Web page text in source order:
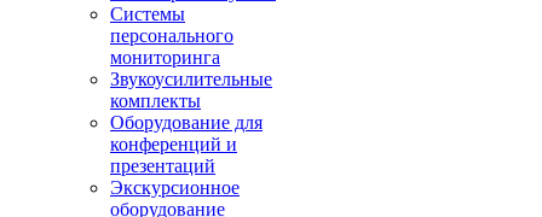
Системы
персонального
мониторинга
Звукоусилительные
комплекты
Оборудование для
конференций и
презентаций
Экскурсионное
оборудование